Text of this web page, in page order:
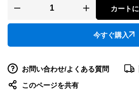
カート
今すぐ購入
お問い合わせ/よくある質問
このページを共有